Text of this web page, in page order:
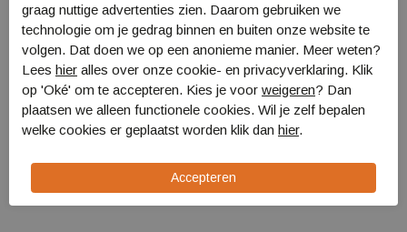
graag nuttige advertenties zien. Daarom gebruiken we
technologie om je gedrag binnen en buiten onze website te
volgen. Dat doen we op een anonieme manier. Meer weten?
Lees hier alles over onze cookie- en privacyverklaring. Klik
op 'Oké' om te accepteren. Kies je voor weigeren? Dan
plaatsen we alleen functionele cookies. Wil je zelf bepalen
welke cookies er geplaatst worden klik dan hier.